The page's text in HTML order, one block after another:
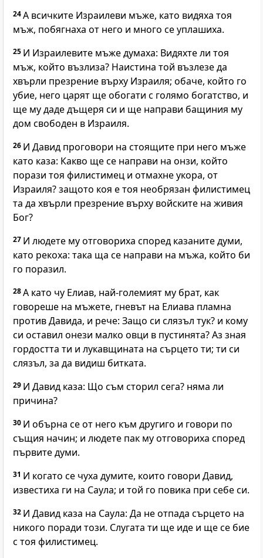
24А всичките Израилеви мъже, като видяха тоя
мъж, побягнаха от него и много се уплашиха.
25 И Израилевите мъже думаха: Видяхте ли тоя
мъж, който възлиза? Наистина той възлезе да
хвърли презрение върху Израиля; обаче, който го
убие, него царят ще обогати с голямо богатство, и
ще му даде дъщеря си и ще направи бащиния му
дом свободен в Израиля.
26 И Давид проговори на стоящите при него мъже
като каза: Какво ще се направи на онзи, който
порази тоя филистимец и отмахне укора, от
Израиля? защото коя е тоя необрязан филистимец
та да хвърли презрение върху войските на живия
Бог?
27 И людете му отговориха според казаните думи,
като рекоха: така ща се направи на мъжа, който би
го поразил.
28А като чу Елиав, най-големият му брат, как
говореше на мъжете, гневът на Елиава пламна
против Давида, и рече: Защо си слязъл тук? и кому
си оставил онези малко овци в пустинята? Аз зная
гордостта ти и лукавщината на сърцето ти; ти си
слязъл, за да видиш битката.
29 И Давид каза: Що съм сторил сега? няма ли
причина?
30 И обърна се от него към другиго и говори по
същия начин; и людете пак му отговориха според
първите думи.
31 И когато се чуха думите, които говори Давид,
известиха ги на Саула; и той го повика при себе си.
32 И Давид каза на Саула: Да не отпада сърцето на
никого поради този. Слугата ти ще иде и ще се бие
с тоя филистимец.